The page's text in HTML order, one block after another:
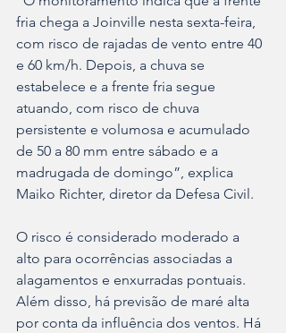
fria chega a Joinville nesta sexta-feira,
com risco de rajadas de vento entre 40
e 60 km/h. Depois, a chuva se
estabelece e a frente fria segue
atuando, com risco de chuva
persistente e volumosa e acumulado
de 50 a 80 mm entre sábado e a
madrugada de domingo”, explica
Maiko Richter, diretor da Defesa Civil.
O risco é considerado moderado a
alto para ocorrências associadas a
alagamentos e enxurradas pontuais.
Além disso, há previsão de maré alta
por conta da influência dos ventos. Há